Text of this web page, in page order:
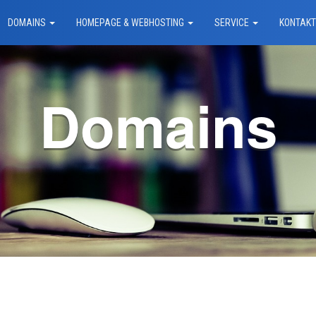
DOMAINS HOMEPAGE & WEBHOSTING SERVICE
Domains